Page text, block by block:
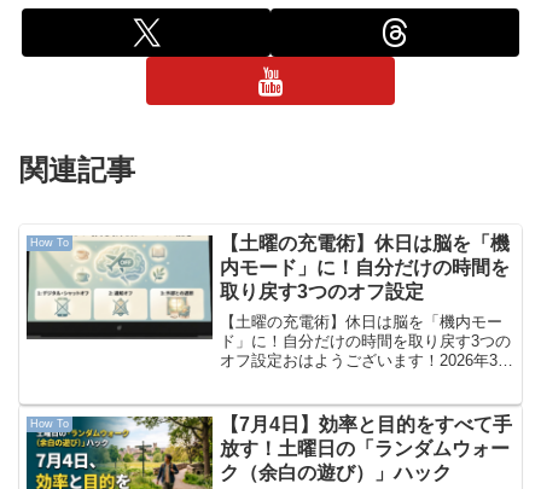
関連記事
How To
【土曜の充電術】休日は脳を「機
内モード」に！自分だけの時間を
取り戻す3つのオフ設定
【土曜の充電術】休日は脳を「機内モー
ド」に！自分だけの時間を取り戻す3つの
オフ設定おはようございます！2026年3月
生の皆さん、平日1週間のフル稼働、本当
にお疲れ様で...
How To
【7月4日】効率と目的をすべて手
放す！土曜日の「ランダムウォー
ク（余白の遊び）」ハック